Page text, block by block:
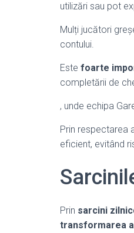
utilizări sau pot
Mulți jucători
contului.
Este foarte
completării de
, unde echipa
Prin respectarea
eficient, evitând
Prin sarcini
transformarea